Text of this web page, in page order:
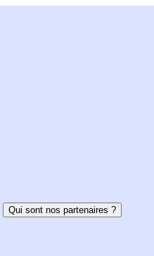
Qui sont nos partenaires ?